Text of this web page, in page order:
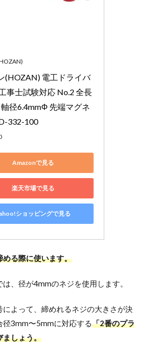
(HOZAN) 電工ドライバ
事士試験対応 No.2 全長
径6.4mmΦ 先端マグネ
332-100
Amazonで見る
楽天市場で見る
ショッピングで見る
める際に使います。
、径が4mmのネジを使用します。
によって、締めれるネジの大きさが決
径3mm〜5mmに対応する「2番のプラ
ましょう。